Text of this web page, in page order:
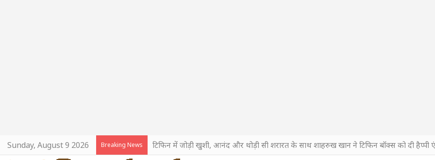
Sunday, August 9 2026 Breaking News टिफिन में जोड़ी खुशी, आनंद और थोड़ी सी शरारत के साथ शाहरुख खान ने टिफिन बॉक्स को दी हैप्पी